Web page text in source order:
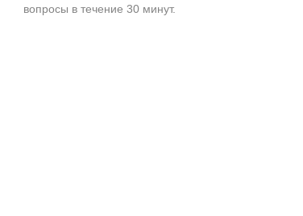
вопросы в течение 30 минут.